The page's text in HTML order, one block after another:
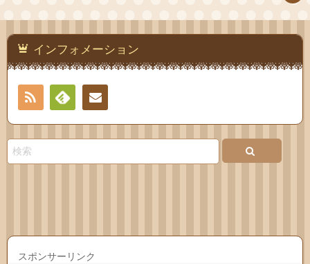
インフォメーション
RSS
Feedly連絡
スポンサーリンク